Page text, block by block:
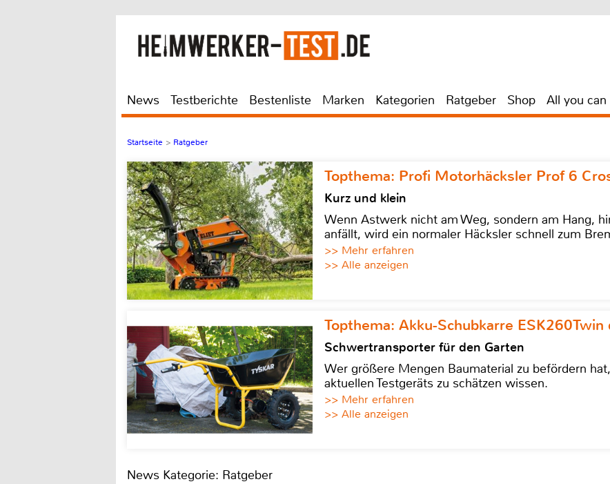
News Testberichte Bestenliste Marken Kategorien Ratgeber Shop All you can
Startseite > Ratgeber
Topthema: Profi Motorhäcksler Prof 6
Kurz und klein
Wenn Astwerk nicht am Weg, sondern am Hang,
anfällt, wird ein normaler Häcksler schnell zum
>> Mehr erfahren
>> Alle anzeigen
Topthema: Akku-Schubkarre ESK260Twin
Schwertransporter für den Garten
Wer größere Mengen Baumaterial zu befördern
aktuellen Testgeräts zu schätzen wissen.
>> Mehr erfahren
>> Alle anzeigen
News Kategorie: Ratgeber